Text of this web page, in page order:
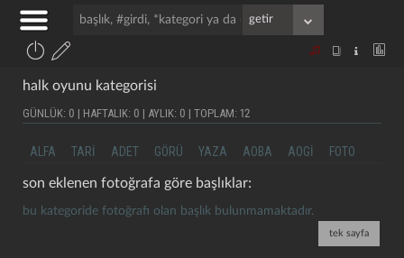
halk oyunu kategorisi
GÜNLÜK: 0 | HAFTALIK: 0 | AYLIK: 0 | TOPLAM: 12
ALFA TARI ADET GÖRÜ YAZA AOBA AOGI FOTO
son eklenen fotoğrafa göre başlıklar:
bu kategoride fotoğrafı olan başlık bulunmamaktadır.
tek sayfa